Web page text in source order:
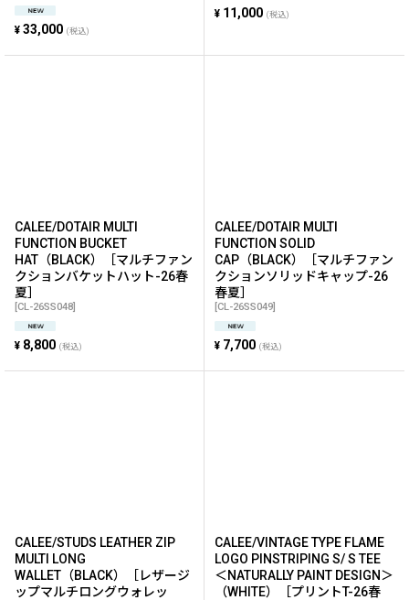
¥ 33,000 (税込)
¥ 11,000 (税込)
CALEE/DOTAIR MULTI
FUNCTION BUCKET
HAT（BLACK）［マルチファン
クションバケットハット-26春
夏］
[CL-26SS048]
¥ 8,800 (税込)
CALEE/DOTAIR MULTI
FUNCTION SOLID
CAP（BLACK）［マルチファン
クションソリッドキャップ-26
春夏］
[CL-26SS049]
¥ 7,700 (税込)
CALEE/STUDS LEATHER ZIP
MULTI LONG
WALLET（BLACK）［レザージ
ップマルチロングウォレッ
CALEE/VINTAGE TYPE FLAME
LOGO PINSTRIPING S/ S TEE
＜NATURALLY PAINT DESIGN＞
（WHITE）［プリントT-26春